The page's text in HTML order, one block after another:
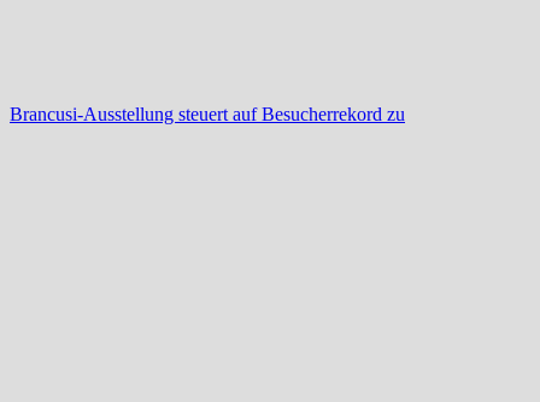
Brancusi-Ausstellung steuert auf Besucherrekord zu